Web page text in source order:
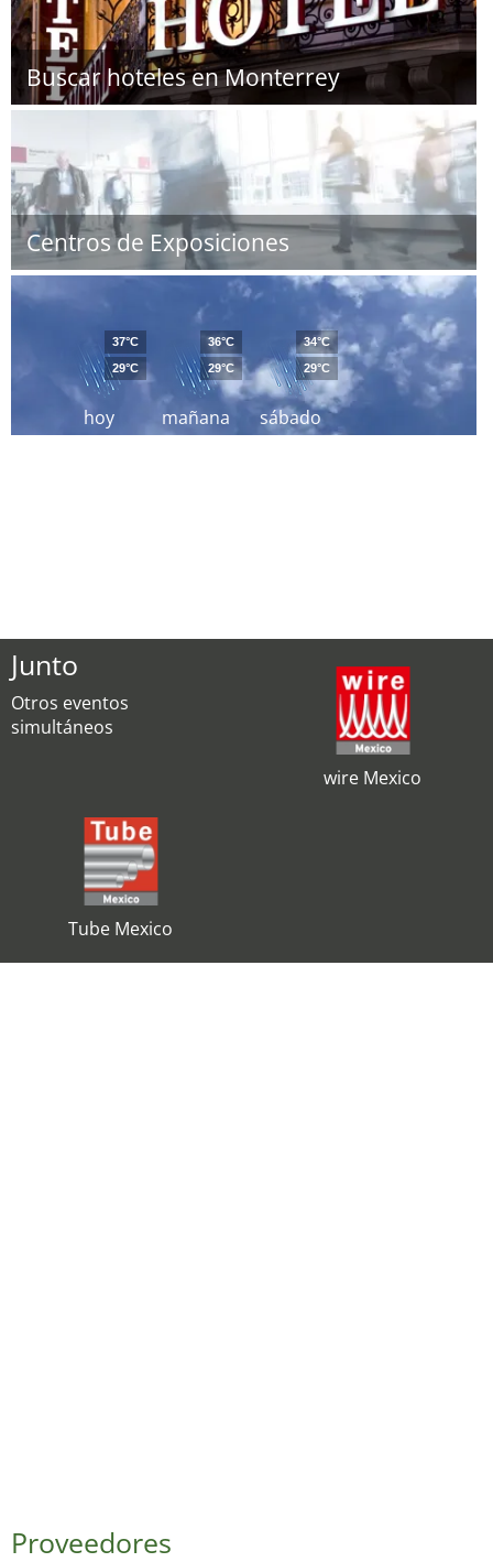
Buscar hoteles en Monterrey
Centros de Exposiciones
hoy
37°C
29°C
mañana
36°C
29°C
sábado
34°C
29°C
Junto
Otros eventos
simultáneos
wire Mexico
Tube Mexico
Proveedores